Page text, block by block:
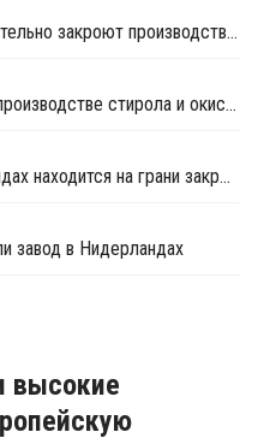
LyondellBasell и Covestro окончательно закроют производство стирола и окиси пропилена в Нидерландах
Shell объявила форс-мажор на производстве стирола и окиси пропилена в Нидерландах
Завод LyondellBasell в Нидерландах находится на грани закрытия
завод в Нидерландах
высокие